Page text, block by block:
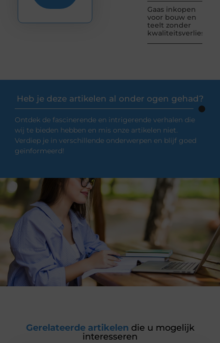
Gaas inkopen
voor bouw en
teelt zonder
kwaliteitsverlies
Heb je deze artikelen al onder ogen gehad?
Ontdek de fascinerende en intrigerende verhalen die
wij te bieden hebben en mis onze artikelen niet.
Verdiep je in verschillende onderwerpen en blijf goed
geïnformeerd!
Gerelateerde artikelen die u mogelijk
interesseren